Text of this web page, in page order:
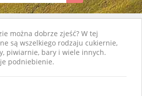
można dobrze zjeść? W tej
są wszelkiego rodzaju cukiernie,
piwiarnie, bary i wiele innych.
podniebienie.